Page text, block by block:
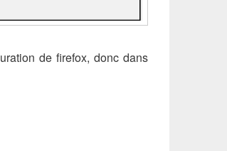
de firefox, donc dans
en 1080p lorsqu’il est restreint en 720p